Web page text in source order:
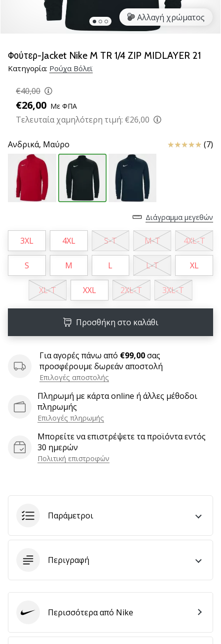
του
βόλεϊ
όπως
Ελάτε
μαζί
ως
της
μάρκας
μας.
11. 8. 2022
Weplayvolleyball
Πρόγραμμα
Συνεργατών
Έχετε
δικό
σας
Facebook
συζητήσεων;
Αφήστε
σας
αποφέρουν
Εμφάνιση
των
Αλλαγή χρώματος
Φούτερ-Jacket Nike M TR 1/4 ZIP MIDLAYER 21
Κατηγορία: Ρούχα Βόλεϊ
€40,00
€26,00 Με ΦΠΑ
Τελευταία χαμηλότερη τιμή: €26,00
Ανδρικά, Μαύρο Κριτικές (7)
Διάγραμμα μεγεθών
3XL 4XL S-T M-T 4XL-T
S M L L-T XL
XL-T XXL 2XL-T 3XL-T
Προσθήκη στο καλάθι
Για αγορές πάνω από €99,00σας
προσφέρουμε δωρεάν αποστολή
Επιλογές αποστολής
Πληρωμή με κάρτα online ή άλλες μέθοδοι
πληρωμής
Επιλογές πληρωμής
Μπορείτε να επιστρέψετε τα προϊόντα εντός
30 ημερών
Πολιτική επιστροφών
Παράμετροι
Περιγραφή
Nike Περισσότερα από Nike